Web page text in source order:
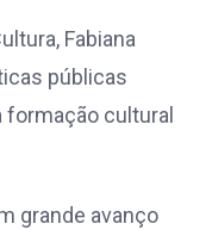
Fabiana
públicas
formação cultural
grande avanço